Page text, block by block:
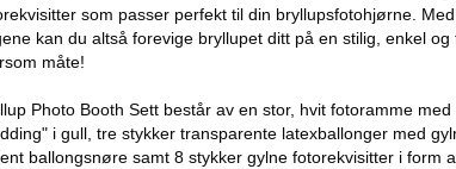
som passer perfekt til din bryllupsfotohjørne.
kan du altså forevige bryllupet ditt på en stilig, enkel og
måte!
Photo Booth Sett består av en stor, hvit fotoramme
i gull, tre stykker transparente latexballonger med
ballongsnøre samt 8 stykker gylne fotorekvisitter i form